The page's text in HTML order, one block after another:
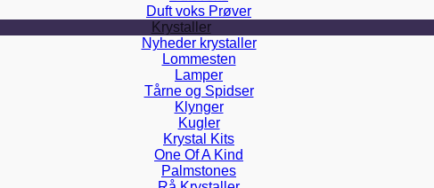
Duft voks Prøver
Krystaller
Nyheder krystaller
Lommesten
Lamper
Tårne og Spidser
Klynger
Kugler
Krystal Kits
One Of A Kind
Palmstones